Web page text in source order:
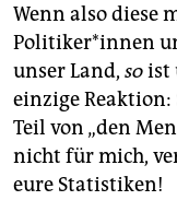
Wenn also diese
Politiker*innen
unser Land, soist
einzige
Teil von „den
nicht für mich,
eure Statistiken!